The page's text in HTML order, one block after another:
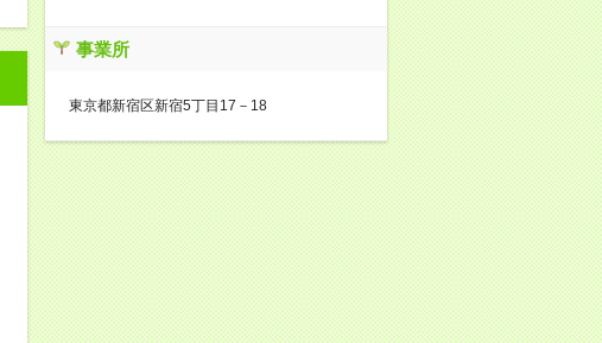
事業所
東京都新宿区新宿5丁目17－18